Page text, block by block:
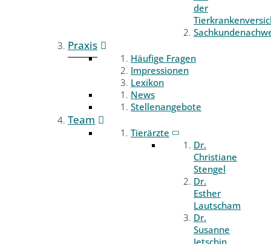
der
Praxis
Häufige Fragen
Impressionen
Lexikon
News
Stellenangebote
Team
Tierärzte
Dr.
Christiane
Stengel
Dr.
Esther
Lautscham
Dr.
Susanne
Jetschin